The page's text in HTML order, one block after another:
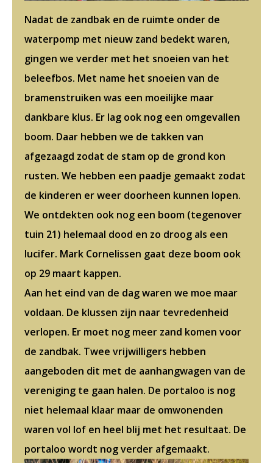
Nadat de zandbak en de ruimte onder de
waterpomp met nieuw zand bedekt waren,
gingen we verder met het snoeien van het
beleefbos. Met name het snoeien van de
bramenstruiken was een moeilijke maar
dankbare klus. Er lag ook nog een omgevallen
boom. Daar hebben we de takken van
afgezaagd zodat de stam op de grond kon
rusten. We hebben een paadje gemaakt zodat
de kinderen er weer doorheen kunnen lopen.
We ontdekten ook nog een boom (tegenover
tuin 21) helemaal dood en zo droog als een
lucifer. Mark Cornelissen gaat deze boom ook
op 29 maart kappen.
Aan het eind van de dag waren we moe maar
voldaan. De klussen zijn naar tevredenheid
verlopen. Er moet nog meer zand komen voor
de zandbak. Twee vrijwilligers hebben
aangeboden dit met de aanhangwagen van de
vereniging te gaan halen. De portaloo is nog
niet helemaal klaar maar de omwonenden
waren vol lof en heel blij met het resultaat. De
portaloo wordt nog verder afgemaakt.